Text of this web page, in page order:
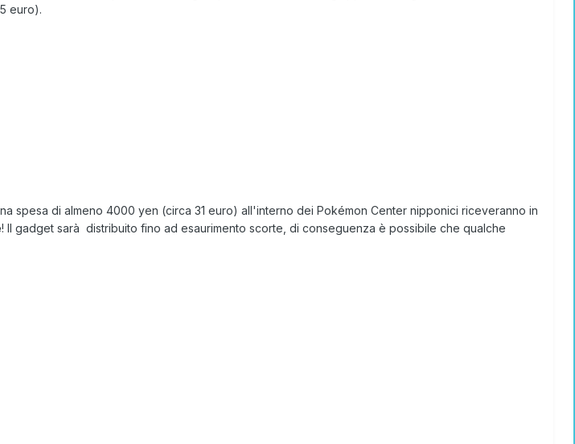
euro).
spesa di almeno 4000 yen (circa 31 euro) all'interno dei Pokémon Center nipponici riceveranno in
! Il gadget sarà distribuito fino ad esaurimento scorte, di conseguenza è possibile che qualche